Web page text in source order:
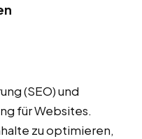
(SEO) und
für Websites.
zu optimieren,